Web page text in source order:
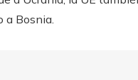
a Bosnia.